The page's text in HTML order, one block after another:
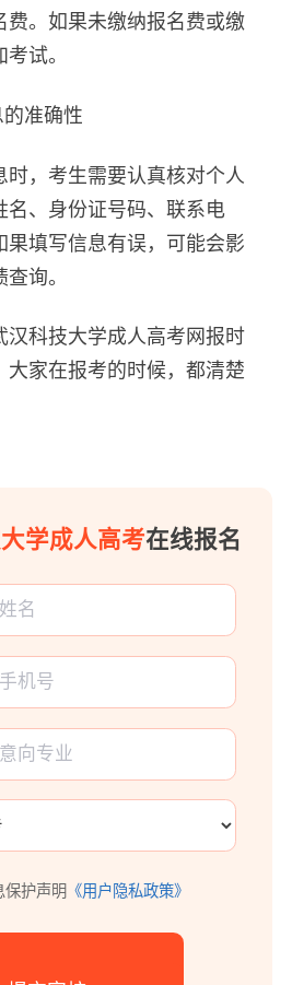
费。如果未缴纳报名费或缴
试。
准确性
，考生需要认真核对个人
名、身份证号码、联系电
果填写信息有误，可能会影
询。
科技大学成人高考网报时
大家在报考的时候，都清楚
学成人高考在线报名
保护声明 《用户隐私政策》